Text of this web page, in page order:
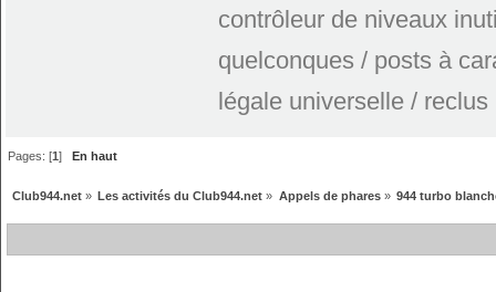
contrôleur de niveaux
quelconques / posts à
légale universelle / reclus
Pages: [1]En haut
Club944.net» Les activités du Club944.net » Appels de phares» 944 turbo